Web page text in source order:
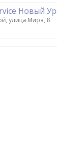
Новый
улица Мира, 8